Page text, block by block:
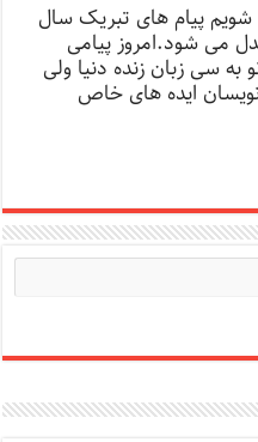
پیام های تبریک سال
می شود.امروز پیامی
به سی زبان زنده دنیا ولی
ایده های خاص